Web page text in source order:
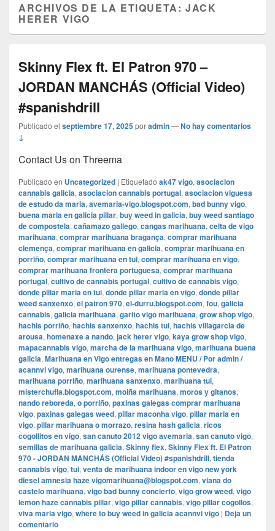
ARCHIVOS DE LA ETIQUETA:JACK
HERER VIGO
Skinny Flex ft. El Patron 970 –
JORDAN MANCHÁS (Official Video)
#spanishdrill
Publicado el septiembre 17, 2025poradmin—No hay comentarios
↓
Contact Us on Threema
Publicado en Uncategorized | Etiquetado ak47 vigo, asociacion
cannabis galicia, asociacion cannabis portugal, asociacion viguesa
de estudo da maria, avemaria-vigo.blogspot.com, bad bunny vigo,
buena maria en galicia pillar, buy weed in galicia, buy weed santiago
de compostela, cañamazo gallego, cangas marihuana, celta de vigo
marihuana, comprar marihuana bragança, comprar marihuana
clemença, comprar marihuana en galicia, comprar marihuana en
porriño, comprar marihuana en tui, comprar marihuana en vigo,
comprar marihuana frontera portuguesa, comprar marihuana
portugal, cultivo de cannabis portugal, cultivo de cannabis vigo,
donde pillar maria en tui, donde pillar maria en vigo, donde pillar
weed sanxenxo, el patron 970, el-durru.blogspot.com, fou, galicia
cannabis, galicia marihuana, garito vigo marihuana, grow shop vigo,
hachis porriño, hachis sanxenxo, hachis tui, hachis villagarcia de
arousa, homenaxe a nando, jack herer vigo, kaya grow shop vigo,
mapacannabis vigo, marcha de la marihuana vigo, marihuana buena
galicia, Marihuana en Vigo entregas en Mano MENU / Por admin /
acannvi vigo, marihuana ourense, marihuana pontevedra,
marihuana porriño, marihuana sanxenxo, marihuana tui,
misterchufla.blogspot.com, moiña marihuana, moros y gitanos,
nando reboreda, o porriño, paxinas galegas comprar marihuana
vigo, paxinas galegas weed, pillar maconha vigo, pillar maria en
vigo, pillar marihuana o morrazo, resina hash galicia, ricos
cogollitos en vigo, san canuto 2012 vigo avemaria, san canuto vigo,
semillas de marihuana galicia, Skinny flex, Skinny Flex ft. El Patron
970 - JORDAN MANCHÁS (Official Video) #spanishdrill, tienda
cannabis vigo, tui, venta de marihuana indoor en vigo new york
diesel amnesia haze vigomarihuana@blogspot.com, viana do
castelo marihuana, vigo bad bunny concierto, vigo grow weed, vigo
lemon haze cannabis pillar, vigo pillar cannabis, vigo pillar cogollos,
viva maria vigo, where to buy weed in galicia acannvi vigo | Deja un
comentario